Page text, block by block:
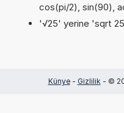
cos(pi/2), sin(90),
'√25' yerine 'sqrt
Künye- Gizlilik - ©